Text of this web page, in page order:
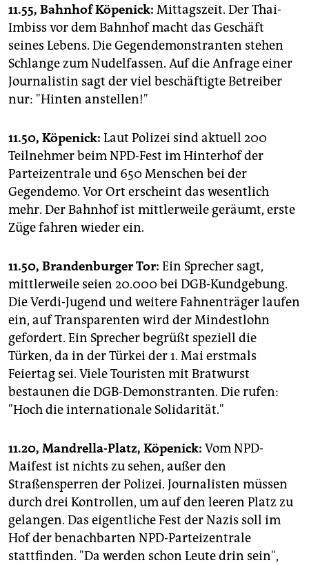
11.55, Bahnhof Köpenick: Mittagszeit. Der Thai-
Imbiss vor dem Bahnhof macht das Geschäft
seines Lebens. Die Gegendemonstranten stehen
Schlange zum Nudelfassen. Auf die Anfrage einer
Journalistin sagt der viel beschäftigte Betreiber
nur: "Hinten anstellen!"
11.50, Köpenick: Laut Polizei sind aktuell 200
Teilnehmer beim NPD-Fest im Hinterhof der
Parteizentrale und 650 Menschen bei der
Gegendemo. Vor Ort erscheint das wesentlich
mehr. Der Bahnhof ist mittlerweile geräumt, erste
Züge fahren wieder ein.
11.50, Brandenburger Tor: Ein Sprecher sagt,
mittlerweile seien 20.000 bei DGB-Kundgebung.
Die Verdi-Jugend und weitere Fahnenträger laufen
ein, auf Transparenten wird der Mindestlohn
gefordert. Ein Sprecher begrüßt speziell die
Türken, da in der Türkei der 1. Mai erstmals
Feiertag sei. Viele Touristen mit Bratwurst
bestaunen die DGB-Demonstranten. Die rufen:
"Hoch die internationale Solidarität."
11.20, Mandrella-Platz, Köpenick: Vom NPD-
Maifest ist nichts zu sehen, außer den
Straßensperren der Polizei. Journalisten müssen
durch drei Kontrollen, um auf den leeren Platz zu
gelangen. Das eigentliche Fest der Nazis soll im
Hof der benachbarten NPD-Parteizentrale
stattfinden. "Da werden schon Leute drin sein",